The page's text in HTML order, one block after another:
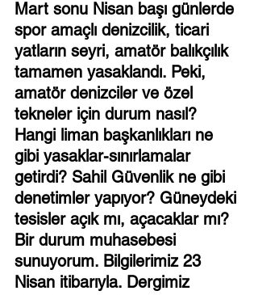
Mart sonu Nisan başı günlerde
spor amaçlı denizcilik, ticari
yatların seyri, amatör balıkçılık
tamamen yasaklandı. Peki,
amatör denizciler ve özel
tekneler için durum nasıl?
Hangi liman başkanlıkları ne
gibi yasaklar-sınırlamalar
getirdi? Sahil Güvenlik ne gibi
denetimler yapıyor? Güneydeki
tesisler açık mı, açacaklar mı?
Bir durum muhasebesi
sunuyorum. Bilgilerimiz 23
Nisan itibarıyla. Dergimiz